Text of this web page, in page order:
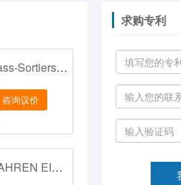
Kombiniertes Trocken-Nass-Sortiersystem für feste Siedlungsabf?lle
咨询议价
HERSTELLUNGSVERFAHREN EINER METALL-PALLADIUM-VERBUNDMEMBRAN ODER PALLADIUM-LEGIERUNG-VERBUNDMEMBRAN
求购专利